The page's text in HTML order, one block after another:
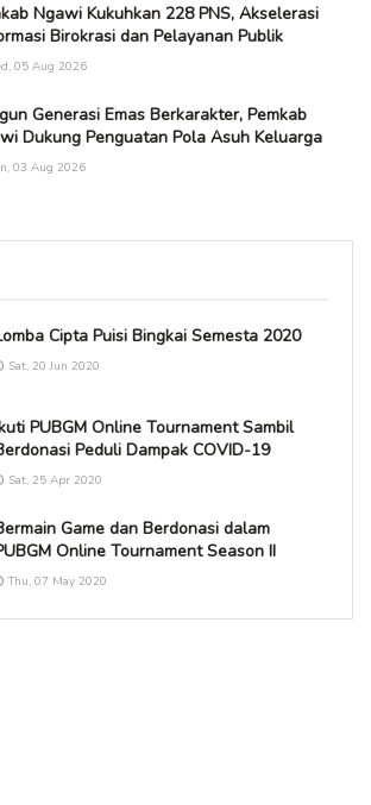
Ngawi Kukuhkan 228 PNS, Akselerasi
Birokrasi dan Pelayanan Publik
05 Aug 2026
Generasi Emas Berkarakter, Pemkab
Dukung Penguatan Pola Asuh Keluarga
03 Aug 2026
Cipta Puisi Bingkai Semesta 2020
Sat, 20 Jun 2020
PUBGM Online Tournament Sambil
Peduli Dampak COVID-19
Sat, 25 Apr 2020
Game dan Berdonasi dalam
Online Tournament Season II
Thu, 07 May 2020